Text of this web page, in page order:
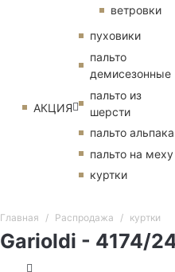
ветровки
АКЦИЯ
пуховики
пальто
демисезонные
пальто из
шерсти
пальто альпака
пальто на меху
куртки
Главная Распродажа куртки
Garioldi - 4174/